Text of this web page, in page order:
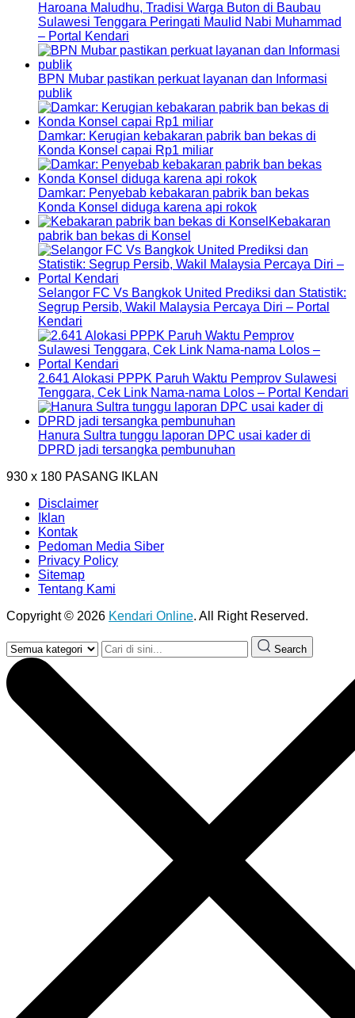
Haroana Maludhu, Tradisi Warga Buton di Baubau
Sulawesi Tenggara Peringati Maulid Nabi Muhammad
– Portal Kendari
BPN Mubar pastikan perkuat layanan dan Informasi
publik
Damkar: Kerugian kebakaran pabrik ban bekas di
Konda Konsel capai Rp1 miliar
Damkar: Penyebab kebakaran pabrik ban bekas
Konda Konsel diduga karena api rokok
Kebakaran
pabrik ban bekas di Konsel
Selangor FC Vs Bangkok United Prediksi dan Statistik:
Segrup Persib, Wakil Malaysia Percaya Diri – Portal
Kendari
2.641 Alokasi PPPK Paruh Waktu Pemprov Sulawesi
Tenggara, Cek Link Nama-nama Lolos – Portal Kendari
Hanura Sultra tunggu laporan DPC usai kader di
DPRD jadi tersangka pembunuhan
930 x 180 PASANG IKLAN
Disclaimer
Iklan
Kontak
Pedoman Media Siber
Privacy Policy
Sitemap
Tentang Kami
Copyright © 2026 Kendari Online. All Right Reserved.
Search